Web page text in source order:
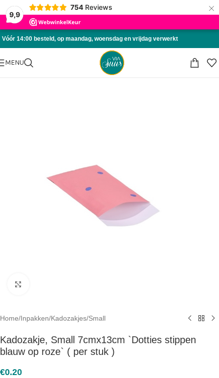
9,9
754 Reviews ×
Skip to navigation
Skip to main content
Vóór 14:00 besteld, op maandag, woensdag en vrijdag verwerkt
MENU
Home/Inpakken/Kadozakjes/Small
Kadozakje, Small 7cmx13cm `Dotties stippen
blauw op roze` ( per stuk )
€0.20